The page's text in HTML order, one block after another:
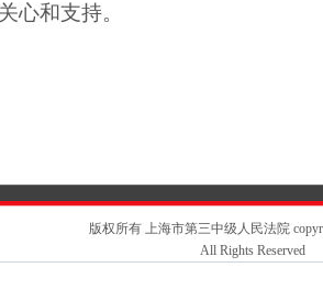
心和支持。
版权所有 上海市第三中级人民法院
All Rights Reserved